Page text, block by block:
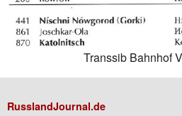
Transsib Bahnhof
RusslandJournal.de